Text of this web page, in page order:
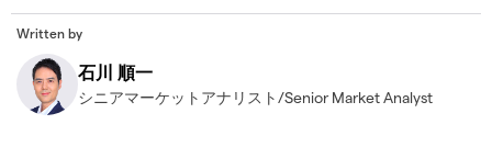
Written by
石川 順一
シニアマーケットアナリスト/Senior Market Analyst